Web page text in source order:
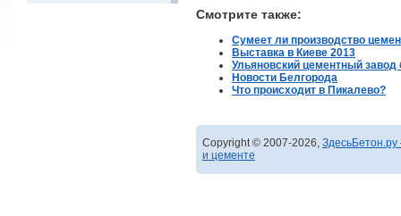
Смотрите также:
Сумеет ли производство
Выставка в Киеве 2013
Ульяновский цементный
Новости Белгорода
Что происходит в Пикалево?
Copyright © 2007-2026,
и цементе